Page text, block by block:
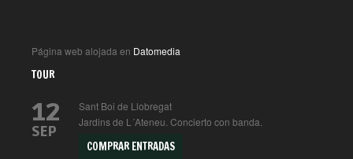
Página web alojada en Datomedia
TOUR
12
SEP
Sant Boi de Llobregat
Jardins de L´Ateneu. Concierto con banda.
COMPRAR ENTRADAS